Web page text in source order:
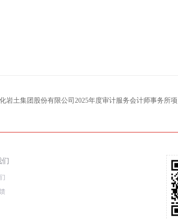
岩土集团股份有限公司2025年度审计服务会计师事务所
们